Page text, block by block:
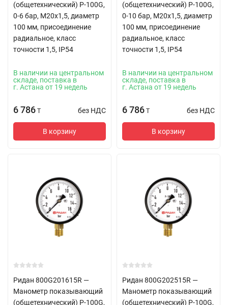
(общетехнический) P-100G,
0-6 бар, M20x1,5, диаметр
100 мм, присоединение
радиальное, класс
точности 1,5, IP54
В наличии на центральном
складе, поставка в
г. Астана от 19 недель
6 786 T без НДС
В корзину
(общетехнический) P-100G,
0-10 бар, M20x1,5, диаметр
100 мм, присоединение
радиальное, класс
точности 1,5, IP54
В наличии на центральном
складе, поставка в
г. Астана от 19 недель
6 786 T без НДС
В корзину
Ридан 800G201615R —
Манометр показывающий
(общетехнический) P-100G,
Ридан 800G202515R —
Манометр показывающий
(общетехнический) P-100G,